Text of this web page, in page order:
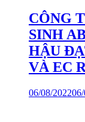
CÔNG
SINH
HẬU
VÀ EC
06/08/2022